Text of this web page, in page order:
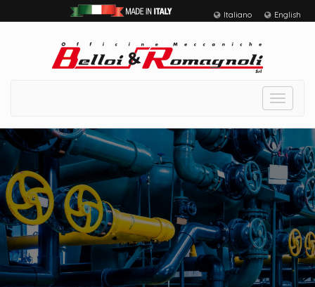
Italiano English
Toggle